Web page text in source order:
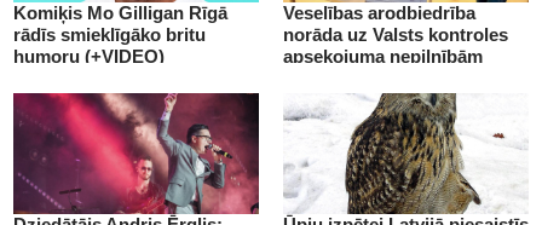
Komiķis Mo Gilligan Rīgā
rādīs smieklīgāko britu
humoru (+VIDEO)
Veselības arodbiedrība
norāda uz Valsts kontroles
apsekojuma nepilnībām